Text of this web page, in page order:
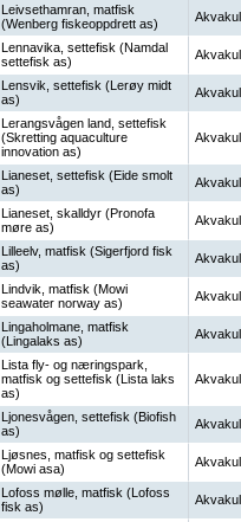
Leivsethamran, matfisk
(Wenberg fiskeoppdrett as)
Lennavika, settefisk (Namdal
settefisk as)
Lensvik, settefisk (Lerøy midt
as)
Lerangsvågen land, settefisk
(Skretting aquaculture
innovation as)
Lianeset, settefisk (Eide smolt
as)
Lianeset, skalldyr (Pronofa
møre as)
Lilleelv, matfisk (Sigerfjord fisk
as)
Lindvik, matfisk (Mowi
seawater norway as)
Lingaholmane, matfisk
(Lingalaks as)
Lista fly- og næringspark,
matfisk og settefisk (Lista laks
as)
Ljonesvågen, settefisk (Biofish
as)
Ljøsnes, matfisk og settefisk
(Mowi asa)
Lofoss mølle, matfisk (Lofoss
fisk as)